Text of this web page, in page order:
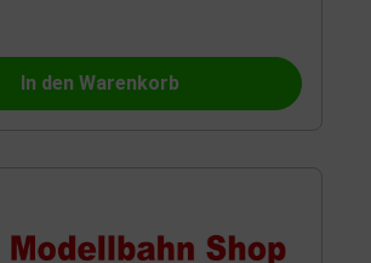
In den Warenkorb